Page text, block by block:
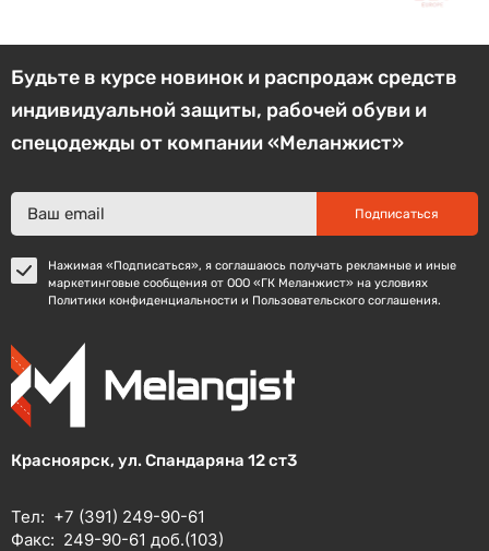
Будьте в курсе новинок и распродаж средств
индивидуальной защиты, рабочей обуви и
спецодежды от компании «Меланжист»
Подписаться
Нажимая «Подписаться», я соглашаюсь получать рекламные и иные
маркетинговые сообщения от ООО «ГК Меланжист» на условиях
Политики конфиденциальности и Пользовательского соглашения.
Красноярск, ул. Спандаряна 12 ст3
Тел: +7 (391) 249-90-61
Факс: 249-90-61 доб.(103)